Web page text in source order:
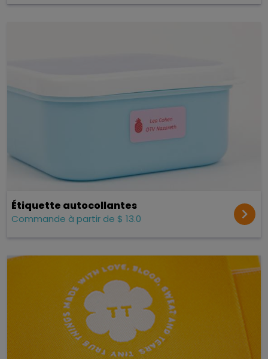
Étiquette autocollantes
Commande à partir de $ 13.0